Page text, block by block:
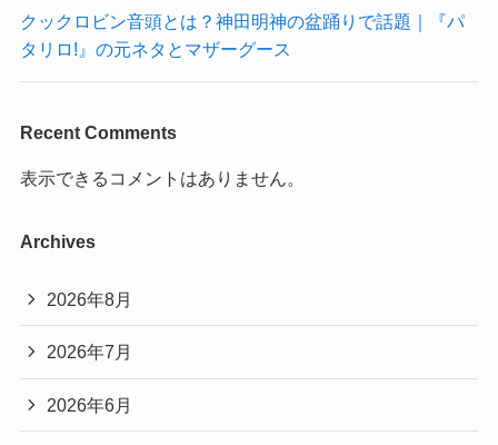
クックロビン音頭とは？神田明神の盆踊りで話題｜『パ
タリロ!』の元ネタとマザーグース
Recent Comments
表示できるコメントはありません。
Archives
2026年8月
2026年7月
2026年6月